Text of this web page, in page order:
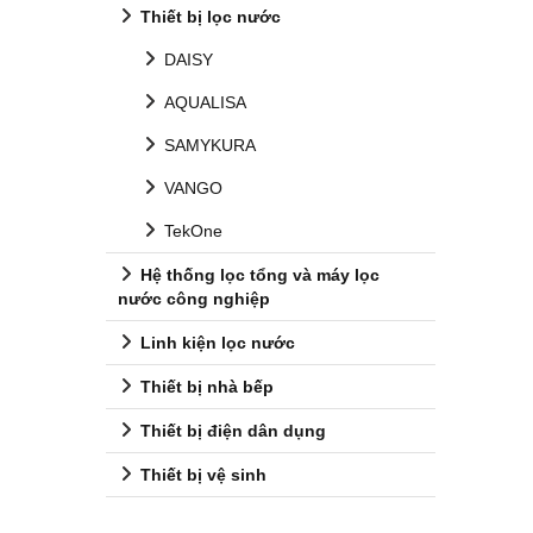
Thiết bị lọc nước
DAISY
AQUALISA
SAMYKURA
VANGO
TekOne
Hệ thống lọc tổng và máy lọc
nước công nghiệp
Linh kiện lọc nước
Thiết bị nhà bếp
Thiết bị điện dân dụng
Thiết bị vệ sinh